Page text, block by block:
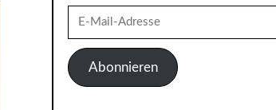
Mail-
AdresseAbonnieren